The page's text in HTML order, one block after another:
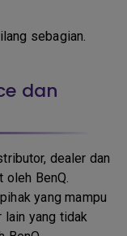
sebagian.
dan
dealer dan
oleh BenQ.
yang mampu
lain yang tidak